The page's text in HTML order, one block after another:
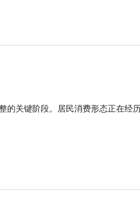
的关键阶段。居民消费形态正在经